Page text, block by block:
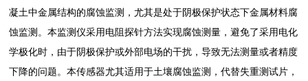
凝土中金属结构的腐蚀监测，尤其是处于阴极保护状态下金属材料腐
蚀监测。本监测仪采用电阻探针方法实现腐蚀测量，避免了采用电化
学极化时，由于阴极保护或外部电场的干扰，导致无法测量或者精度
下降的问题。本传感器尤其适用于土壤腐蚀监测，代替失重测试片，